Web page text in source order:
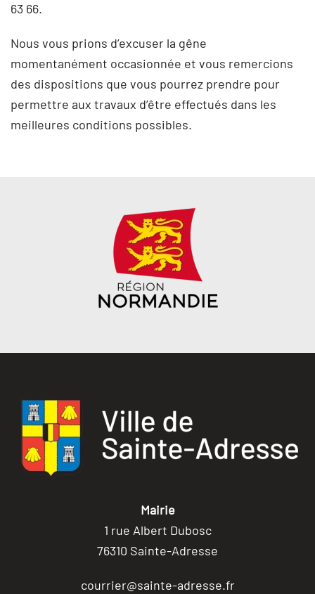
63 66.
Nous vous prions d’excuser la gêne
momentanément occasionnée et vous remercions
des dispositions que vous pourrez prendre pour
permettre aux travaux d’être effectués dans les
meilleures conditions possibles.
Mairie
1 rue Albert Dubosc
76310 Sainte-Adresse
courrier@sainte-adresse.fr